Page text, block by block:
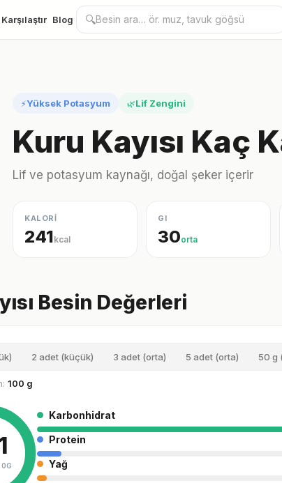
Karşılaştır Blog 🔍
⚡Yüksek Potasyum 🌿Lif Zengini
Kuru Kayısı Kaç
Lif ve potasyum kaynağı, doğal şeker içerir
KALORİ
241kcal
GI
30orta
Besin Değerleri
2 adet (küçük) 3 adet (orta) 5 adet (orta) 50 g
100 g
Karbonhidrat
Protein
Yağ